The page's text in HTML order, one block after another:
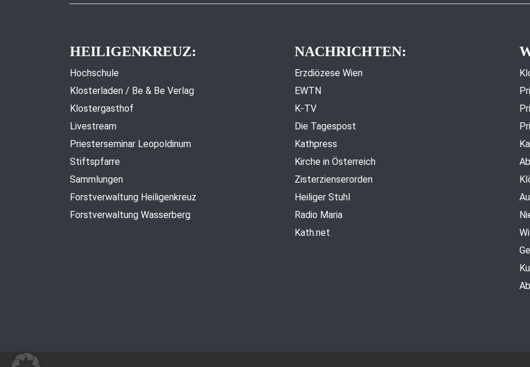
HEILIGENKREUZ:
Hochschule
Klosterladen / Be & Be Verlag
Klostergasthof
Livestream
Priesterseminar Leopoldinum
Stiftspfarre
Sammlungen
Forstverwaltung Heiligenkreuz
Forstverwaltung Wasserberg
NACHRICHTEN:
Erzdiözese Wien
EWTN
K-TV
Die Tagespost
Kathpress
Kirche in Österreich
Zisterzienserorden
Heiliger Stuhl
Radio Maria
Kath.net